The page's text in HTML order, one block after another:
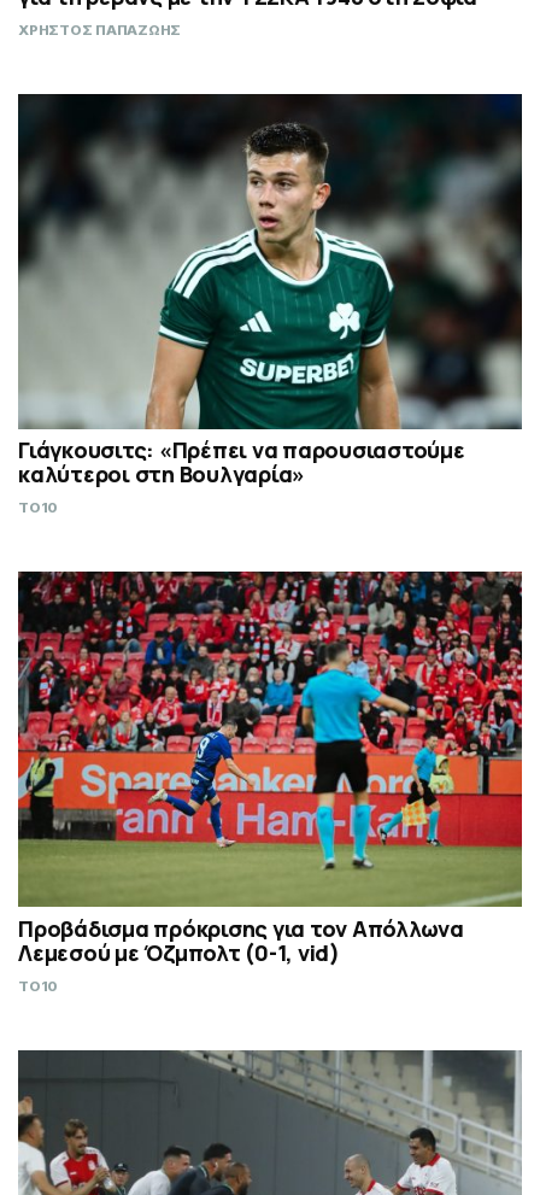
ΧΡΗΣΤΟΣ ΠΑΠΑΖΩΗΣ
Γιάγκουσιτς: «Πρέπει να παρουσιαστούμε
καλύτεροι στη Βουλγαρία»
TO10
Προβάδισμα πρόκρισης για τον Απόλλωνα
Λεμεσού με Όζμπολτ (0-1, vid)
TO10